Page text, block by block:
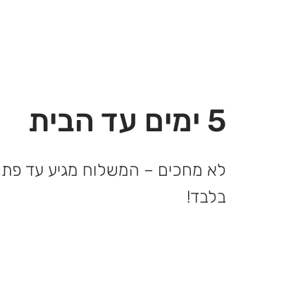
5 ימים עד הבית
בלבד!